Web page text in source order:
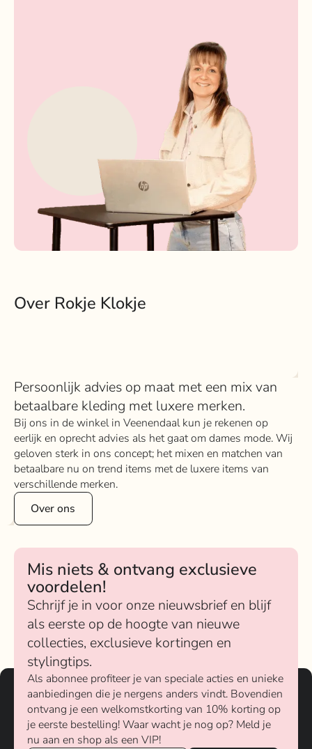
Over Rokje Klokje
Persoonlijk advies op maat met een mix van
betaalbare kleding met luxere merken.
Bij ons in de winkel in Veenendaal kun je rekenen op
eerlijk en oprecht advies als het gaat om dames mode. Wij
geloven sterk in ons concept; het mixen en matchen van
betaalbare nu on trend items met de luxere items van
verschillende merken.
Over ons
Mis niets & ontvang exclusieve
voordelen!
Schrijf je in voor onze nieuwsbrief en blijf
als eerste op de hoogte van nieuwe
collecties, exclusieve kortingen en
stylingtips.
Als abonnee profiteer je van speciale acties en unieke
aanbiedingen die je nergens anders vindt. Bovendien
ontvang je een welkomstkorting van 10% korting op
je eerste bestelling! Waar wacht je nog op? Meld je
nu aan en shop als een VIP!